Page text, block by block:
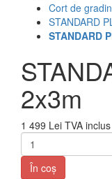
Cort de
STANDARD
STANDARD
2x3m
1 499 Lei TVA inclus
În coş